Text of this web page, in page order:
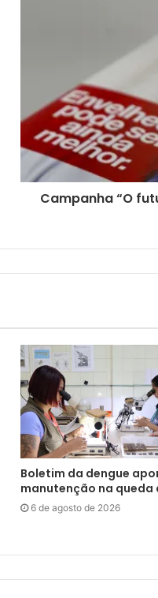
Campanha “O
Boletim da dengue
manutenção na queda
6 de agosto de 2026